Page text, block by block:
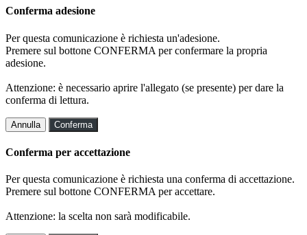
Conferma adesione
Per questa comunicazione è richiesta un'adesione.
Premere sul bottone CONFERMA per confermare la propria
adesione.
Attenzione: è necessario aprire l'allegato (se presente) per dare la
conferma di lettura.
Annulla Conferma
Conferma per accettazione
Per questa comunicazione è richiesta una conferma di accettazione.
Premere sul bottone CONFERMA per accettare.
Attenzione: la scelta non sarà modificabile.